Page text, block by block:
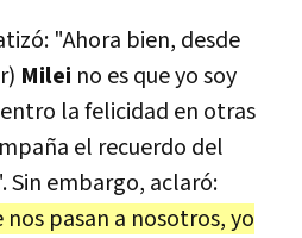
"Ahora bien, desde
Milei no es que yo soy
la felicidad en otras
el recuerdo del
Sin embargo, aclaró:
pasan a nosotros, yo